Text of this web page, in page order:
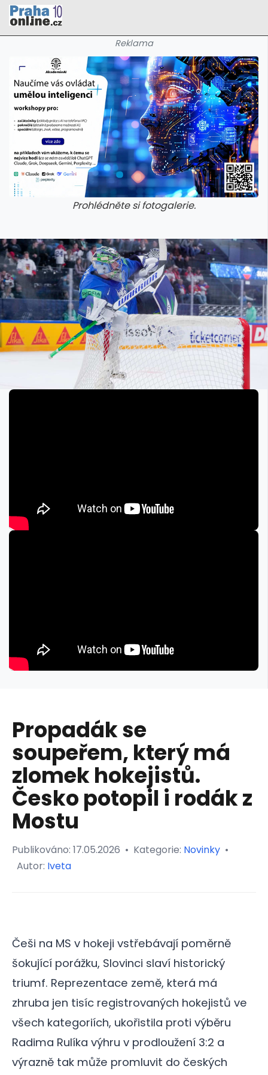
Reklama
Prohlédněte si fotogalerie.
Propadák se
soupeřem, který má
zlomek hokejistů.
Česko potopil i rodák z
Mostu
Publikováno: 17.05.2026 • Kategorie: Novinky •
Autor: Iveta
Češi na MS v hokeji vstřebávají poměrně
šokující porážku, Slovinci slaví historický
triumf. Reprezentace země, která má
zhruba jen tisíc registrovaných hokejistů ve
všech kategoriích, ukořistila proti výběru
Radima Rulíka výhru v prodloužení 3:2 a
výrazně tak může promluvit do českých